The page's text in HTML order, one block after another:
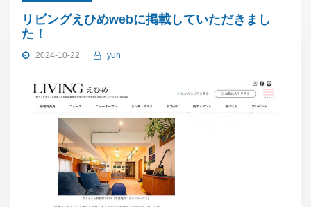
リビングえひめwebに掲載していただきまし
た！
2024-10-22 yuh